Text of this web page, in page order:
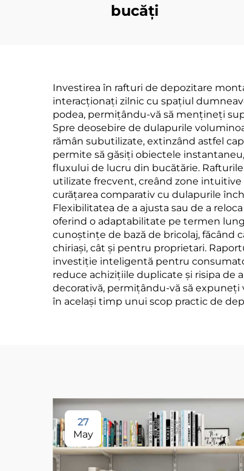
bucăți
Investirea în rafturi de depozitare
interacționați zilnic cu spațiul
podea, permițându-vă să mențineți
Spre deosebire de dulapurile
rămân subutilizate, extinzând astfel
permite să găsiți obiectele
fluxului de lucru din bucătărie.
utilizate frecvent, creând zone
curățarea comparativ cu dulapurile
Flexibilitatea de a ajusta sau de a
oferind o adaptabilitate pe termen
cunoștințe de bază de bricolaj, făcând
chiriași, cât și pentru proprietari.
investiție inteligentă pentru
reduce achizițiile duplicate și risipa de
decorativă, permițându-vă să
în același timp unui scop practic de
27
May